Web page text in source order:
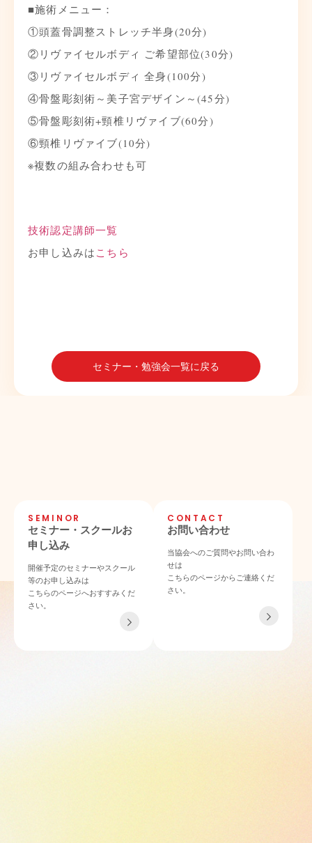
■施術メニュー：
①頭蓋骨調整ストレッチ半身(20分)
②リヴァイセルボディ ご希望部位(30分)
③リヴァイセルボディ 全身(100分)
④骨盤彫刻術～美子宮デザイン～(45分)
⑤骨盤彫刻術+頸椎リヴァイブ(60分)
⑥頸椎リヴァイブ(10分)
※複数の組み合わせも可
技術認定講師一覧
お申し込みは こちら
セミナー・勉強会一覧に戻る
SEMINOR
セミナー・スクールお
申し込み
開催予定のセミナーやスクール
等のお申し込みは
こちらのページへおすすみくだ
さい。
CONTACT
お問い合わせ
当協会へのご質問やお問い合わ
せは
こちらのページからご連絡くだ
さい。
〒532-0011 大阪府大阪市淀川区西中島4-3-21 NLCセントラルビル901